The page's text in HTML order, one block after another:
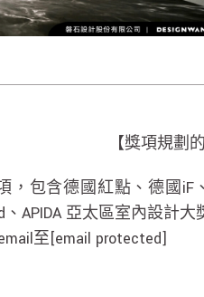
【獎項規劃
包含德國紅點、德國iF
、APIDA 亞太區室內設計
至[email protected]